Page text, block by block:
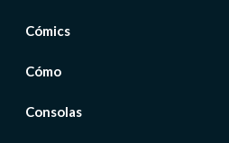
Cómics
Cómo
Consolas